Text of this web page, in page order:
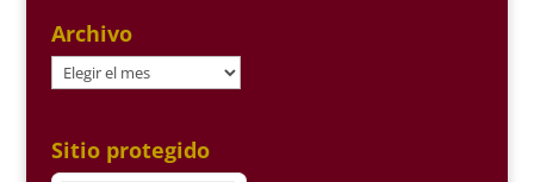
Archivo
Archivo
Sitio protegido